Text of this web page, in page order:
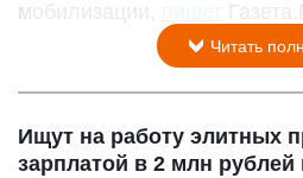
мобилизации,
Читать
Ищут на работу элитных
зарплатой в 2 млн